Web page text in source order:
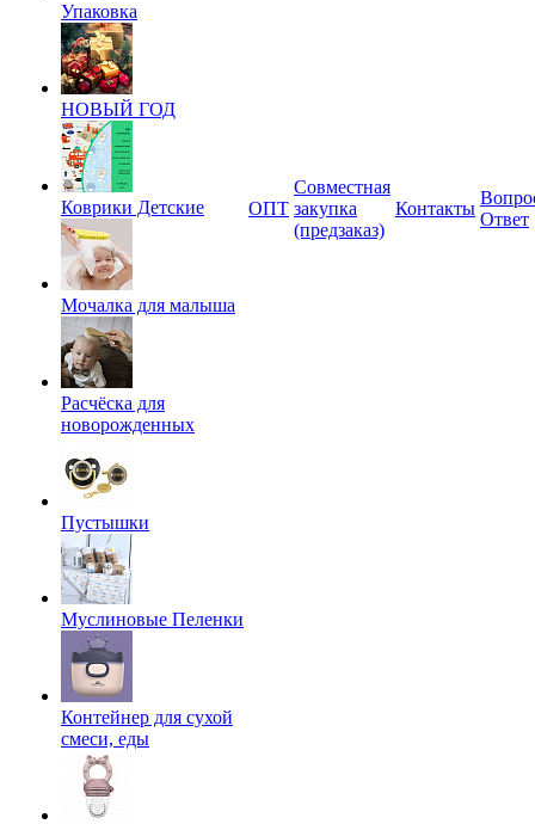
Упаковка
НОВЫЙ ГОД
Коврики Детские
Мочалка для малыша
Расчёска для
новорожденных
Пустышки
Муслиновые Пеленки
Контейнер для сухой
смеси, еды
ОПТ
Совместная
закупка
(предзаказ)
Контакты
Ответ